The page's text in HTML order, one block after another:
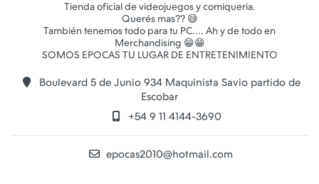
Tienda oficial de videojuegos y comiqueria.
Querés mas?? 😅
También tenemos todo para tu PC.... Ah y de todo en
Merchandising 😁😁
Boulevard 5 de Junio 934 Maquinista Savio partido de
Escobar
+54 9 11 4144-3690
epocas2010@hotmail.com